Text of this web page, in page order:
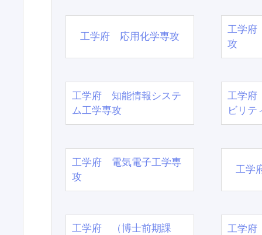
工学府 応用化学専攻
工学府
攻
工学府 知能情報システ
ム工学専攻
工学府
ビリテ
工学府 電気電子工学専
攻
工学
工学府 （博士前期課
工学